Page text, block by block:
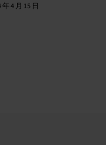
年 4 月 15 日